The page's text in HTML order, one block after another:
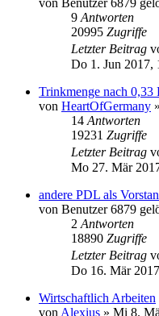
9 Antworten
20995 Zugriffe
Letzter Beitrag
Do 1. Jun 2017,
Trinkmenge nach 0,33
von HeartOfGermany »
14 Antworten
19231 Zugriffe
Letzter Beitrag
Mo 27. Mär
andere PDL als
von Benutzer 6879
2 Antworten
18890 Zugriffe
Letzter Beitrag
Do 16. Mär
Wirtschaftlich Arbeiten
von Alexius » Mi 8.